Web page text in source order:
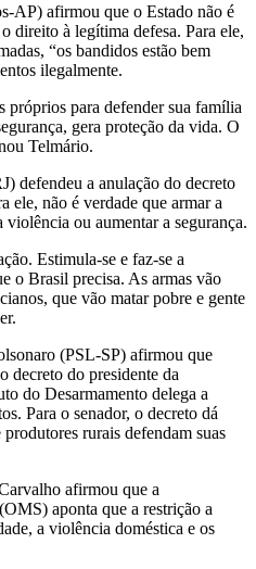
AP) afirmou que o Estado não é
direito à legítima defesa. Para ele,
“os bandidos estão bem
ilegalmente.
para defender sua família
gera proteção da vida. O
Telmário.
defendeu a anulação do decreto
ele, não é verdade que armar a
ou aumentar a segurança.
Estimula-se e faz-se a
o Brasil precisa. As armas vão
que vão matar pobre e gente
(PSL-SP) afirmou que
decreto do presidente da
do Desarmamento delega a
Para o senador, o decreto dá
rurais defendam suas
afirmou que a
aponta que a restrição a
a violência doméstica e os